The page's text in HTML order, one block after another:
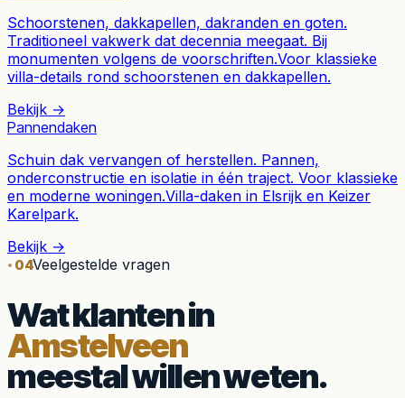
Schoorstenen, dakkapellen, dakranden en goten.
Traditioneel vakwerk dat decennia meegaat. Bij
monumenten volgens de voorschriften.Voor klassieke
villa-details rond schoorstenen en dakkapellen.
Bekijk →
Pannendaken
Schuin dak vervangen of herstellen. Pannen,
onderconstructie en isolatie in één traject. Voor klassieke
en moderne woningen.Villa-daken in Elsrijk en Keizer
Karelpark.
Bekijk →
04Veelgestelde vragen
Wat klanten in
Amstelveen
meestal willen weten.